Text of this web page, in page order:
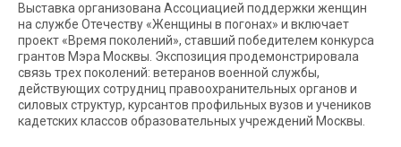
Выставка организована Ассоциацией поддержки женщин
на службе Отечеству «Женщины в погонах» и включает
проект «Время поколений», ставший победителем конкурса
грантов Мэра Москвы. Экспозиция продемонстрировала
связь трех поколений: ветеранов военной службы,
действующих сотрудниц правоохранительных органов и
силовых структур, курсантов профильных вузов и учеников
кадетских классов образовательных учреждений Москвы.